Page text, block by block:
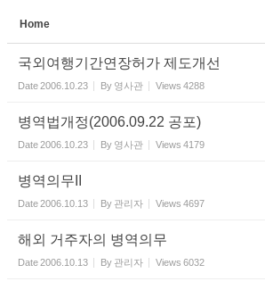
Home
국외여행기간연장허가 제도개선
Date2006.10.23 By 영사관 Views 4288
병역법개정(2006.09.22 공포)
Date2006.10.23 By 영사관 Views 4179
병역의무II
Date2006.10.13 By 관리자 Views 4697
해외 거주자의 병역의무
Date2006.10.13 By 관리자 Views 6032
Sketchbook5, 스케치북5
Sketchbook5, 스케치북5